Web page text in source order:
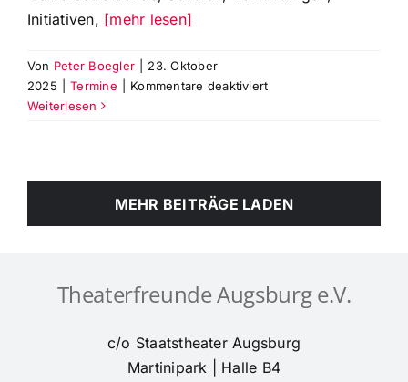
Initiativen, [mehr lesen]
Von Peter Boegler
23. Oktober
2025
Termine Kommentare deaktiviertfür
11.,
ab
16:30
Rokokosaal
der
von
Schwaben
Weiterlesen
MEHR BEITRÄGE LADEN
Theaterfreunde Augsburg e.V.
c/o Staatstheater Augsburg
Martinipark | Halle B4